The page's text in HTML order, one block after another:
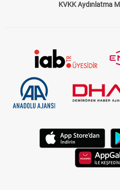
KVKK Aydınlatma